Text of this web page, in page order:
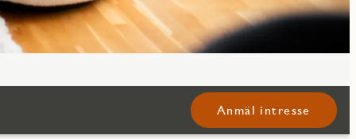
Anmäl intresse